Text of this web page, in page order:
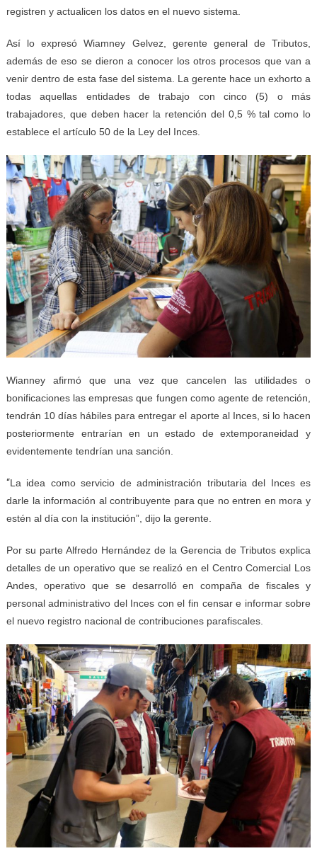
registren y actualicen los datos en el nuevo sistema.
Así lo expresó Wiamney Gelvez, gerente general de Tributos,
además de eso se dieron a conocer los otros procesos que van a
venir dentro de esta fase del sistema. La gerente hace un exhorto a
todas aquellas entidades de trabajo con cinco (5) o más
trabajadores, que deben hacer la retención del 0,5 % tal como lo
establece el artículo 50 de la Ley del Inces.
Wianney afirmó que una vez que cancelen las utilidades o
bonificaciones las empresas que fungen como agente de retención,
tendrán 10 días hábiles para entregar el aporte al Inces, si lo hacen
posteriormente entrarían en un estado de extemporaneidad y
evidentemente tendrían una sanción.
“La idea como servicio de administración tributaria del Inces es
darle la información al contribuyente para que no entren en mora y
estén al día con la institución”, dijo la gerente.
Por su parte Alfredo Hernández de la Gerencia de Tributos explica
detalles de un operativo que se realizó en el Centro Comercial Los
Andes, operativo que se desarrolló en compaña de fiscales y
personal administrativo del Inces con el fin censar e informar sobre
el nuevo registro nacional de contribuciones parafiscales.